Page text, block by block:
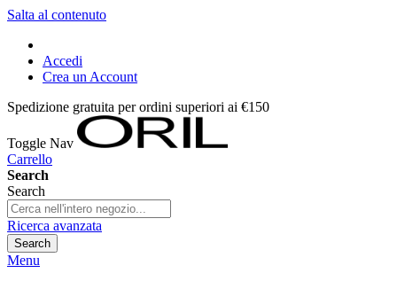
Salta al contenuto
Accedi
Crea un Account
Spedizione gratuita per ordini superiori ai €150
Toggle Nav
Carrello
Search
Search
Ricerca avanzata
Search
Menu